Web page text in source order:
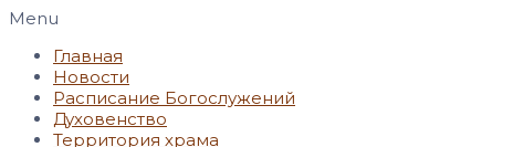
Menu
Главная
Новости
Расписание Богослужений
Духовенство
Территория храма